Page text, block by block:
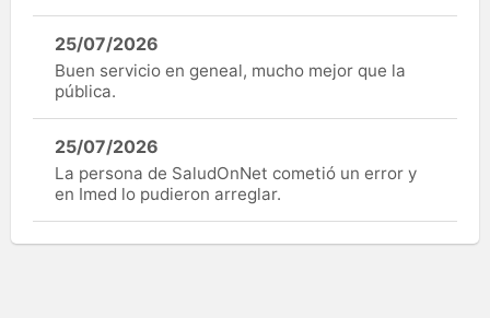
25/07/2026
Buen servicio en geneal, mucho mejor que la
pública.
25/07/2026
La persona de SaludOnNet cometió un error y
en Imed lo pudieron arreglar.